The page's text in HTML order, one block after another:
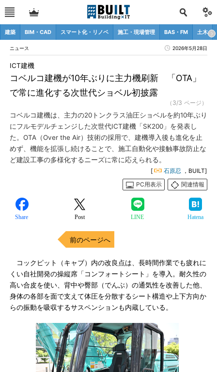
建築 BIM・CAD スマート化・リノベ 施工・現場管理 BAS・FM 土木
ニュース 2026年5月28日
コベルコ建機が10年ぶりに主力機刷新 「OTA」
で常に進化する次世代ショベル初披露
ICT建機
（3/3 ページ）
コベルコ建機は、主力の20トンクラス油圧ショベルを約10年ぶり
にフルモデルチェンジした次世代ICT建機「SK200」を発表し
た。OTA（Over the Air）技術の採用で、建機導入後も進化を止
めず、機能を拡張し続けることで、施工自動化や接触事故防止な
ど建設工事の多様化するニーズに常に応えられる。
[ 石原忍 ，BUILT]
PC用表示
関連情報
Share Post LINE Hatena
前のページへ
コックピット（キャブ）内の改良点は、長時間作業でも疲れに
くい自社開発の操縦席「コンフォートシート」を導入。耐久性の
高い合皮を使い、背中や臀部（でんぶ）の通気性を改善した他、
身体の各部を面で支えて体圧を分散するシート構造や上下方向か
らの振動を吸収するサスペンションも内蔵している。